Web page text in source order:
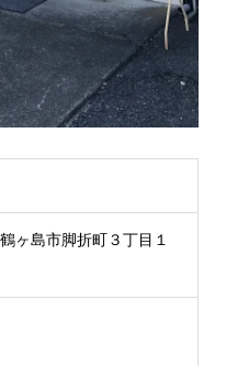
ヶ島市脚折町３丁目１